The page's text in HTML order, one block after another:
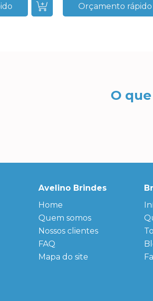
Orçamento rápido
O
Avelino Brindes
Home
Quem somos
Nossos clientes
FAQ
Mapa do site